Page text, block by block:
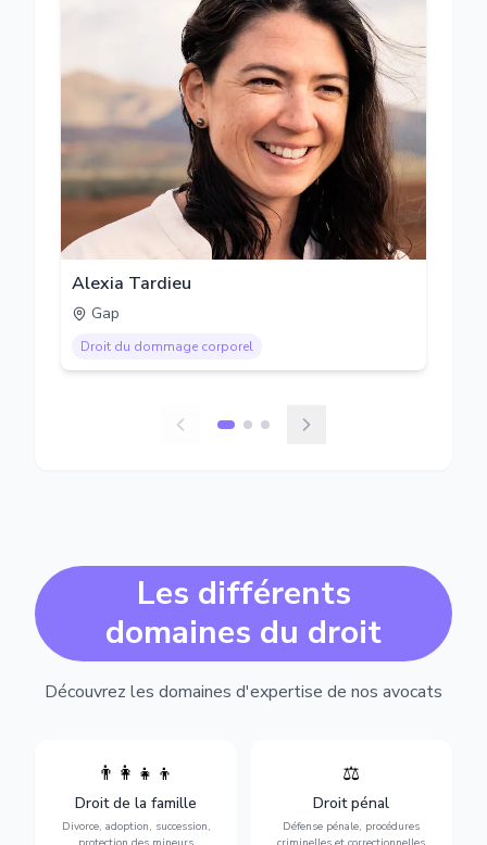
Alexia Tardieu
Gap
Droit du dommage corporel
Les différents
domaines du droit
Découvrez les domaines d'expertise de nos avocats
👨‍👩‍👧‍👦
Droit de la famille
Divorce, adoption, succession,
Divorce, garde d'enfants,
adoption, succession et
protection des personnes
vulnérables.
⚖️
Droit pénal
Défense pénale, procédures
Expertise en matière pénale,
vue jusqu'au procès, pour
toute affaire correctionnelle
ou criminelle.